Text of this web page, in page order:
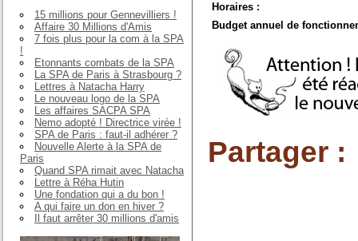
15 millions pour Gennevilliers !
Affaire 30 Millions d'Amis
7 fois plus pour la com à la SPA
!
Etonnants combats de la SPA
La SPA de Paris à Strasbourg ?
Lettres à Natacha Harry
Le nouveau logo de la SPA
Les affaires SACPA SPA
Nemo adopté ! Directrice virée !
SPA de Paris : faut-il adhérer ?
Nouvelle Alerte à la SPA de
Paris
Quand SPA rimait avec Natacha
Lettre à Réha Hutin
Une fondation qui a du bon !
A qui faire un don en hiver ?
Il faut arrêter 30 millions d'amis
Horaires :
Budget annuel de
Partager :